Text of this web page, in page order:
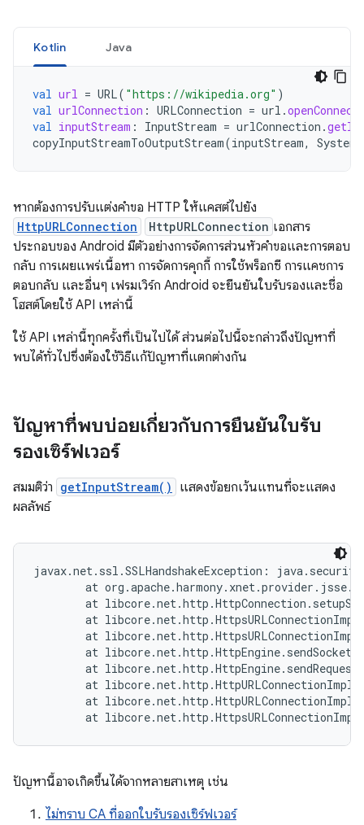
Kotlin Java
val url = URL( "https://wikipedia.org" )
val urlConnection : URLConnection = url .
val inputStream : InputStream = urlConnection .
copyInputStreamToOutputStream(inputStream, System
หากต้องการปรับแต่งคำขอ HTTP ให้แคสต์ไปยัง
HttpURLConnection HttpURLConnection เอกสาร
ประกอบของ Android มีตัวอย่างการจัดการส่วนหัวคำขอและการตอบ
กลับ การเผยแพร่เนื้อหา การจัดการคุกกี้ การใช้พร็อกซี การแคชการ
ตอบกลับ และอื่นๆ เฟรมเวิร์ก Android จะยืนยันใบรับรองและชื่อ
โฮสต์โดยใช้ API เหล่านี้
ใช้ API เหล่านี้ทุกครั้งที่เป็นไปได้ ส่วนต่อไปนี้จะกล่าวถึงปัญหาที่
พบได้ทั่วไปซึ่งต้องใช้วิธีแก้ปัญหาที่แตกต่างกัน
ปัญหาที่พบบ่อยเกี่ยวกับการยืนยันใบรับ
รองเซิร์ฟเวอร์
สมมติว่า getInputStream()
แสดงข้อยกเว้นแทนที่จะแสดง
ผลลัพธ์
javax.net.ssl.SSLHandshakeException:
at
at
at
at
at
at
at
at
ปัญหานี้อาจเกิดขึ้นได้จากหลายสาเหตุ เช่น
ไม่ทราบ CA ที่ออกใบรับรองเซิร์ฟเวอร์